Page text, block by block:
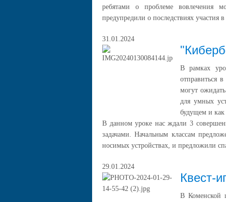
ребятами о проблеме вовлечения
предупредили о последствиях участия
31.01.2024
В рамках
отправиться
могут
для умных
будущем и как
В данном уроке нас ждали 3
задачами. Начальным классам
носимых устройствах, и предложили
29.01.2024
Квест-
В Коменской